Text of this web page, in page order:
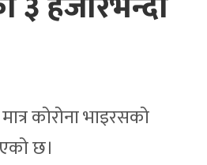
कोरोना भाइरसको
छ।